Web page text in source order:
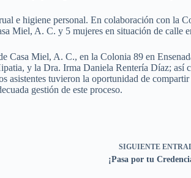
e higiene personal. En colaboración con la
Miel, A. C. y 5 mujeres en situación de calle
Casa Miel, A. C., en la Colonia 89 en
y la Dra. Irma Daniela Rentería Díaz;
tuvieron la oportunidad de
gestión de este proceso.
SIGUIENTE
¡Pasa por tu